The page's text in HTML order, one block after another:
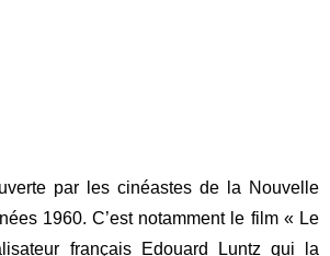
par les cinéastes de la Nouvelle
1960. C’est notamment le film « Le
français Edouard Luntz qui la